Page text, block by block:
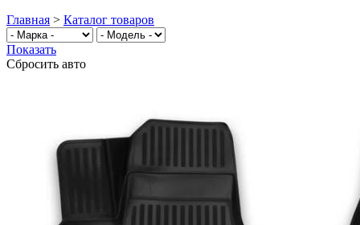
Главная > Каталог товаров
Показать
Сбросить авто